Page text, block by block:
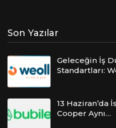
Son Yazılar
Geleceğin İş
Standartları:
13 Haziran’da
Cooper Aynı…